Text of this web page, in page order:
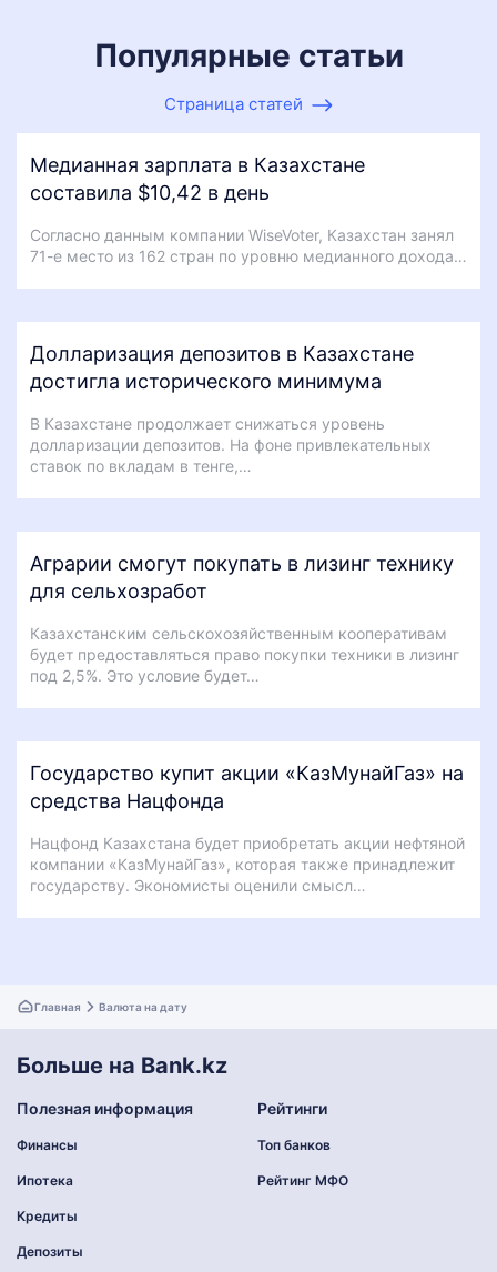
Популярные статьи
Страница статей
Медианная зарплата в Казахстане
составила $10,42 в день
Согласно данным компании WiseVoter, Казахстан занял
71-е место из 162 стран по уровню медианного дохода…
Долларизация депозитов в Казахстане
достигла исторического минимума
В Казахстане продолжает снижаться уровень
долларизации депозитов. На фоне привлекательных
ставок по вкладам в тенге,…
Аграрии смогут покупать в лизинг технику
для сельхозработ
Казахстанским сельскохозяйственным кооперативам
будет предоставляться право покупки техники в лизинг
под 2,5%. Это условие будет…
Государство купит акции «КазМунайГаз» на
средства Нацфонда
Нацфонд Казахстана будет приобретать акции нефтяной
компании «КазМунайГаз», которая также принадлежит
государству. Экономисты оценили смысл…
Главная Валюта на дату
Больше на Bank.kz
Полезная информация
Финансы
Ипотека
Кредиты
Депозиты
Рейтинги
Топ банков
Рейтинг МФО